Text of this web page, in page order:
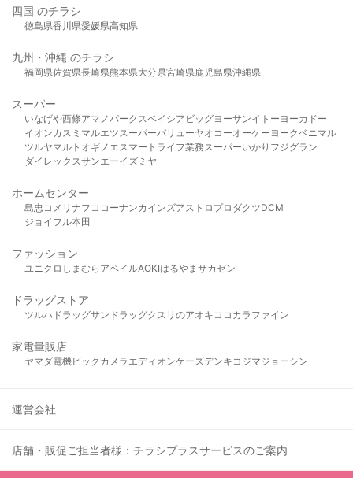
四国 のチラシ
徳島県香川県愛媛県高知県
九州・沖縄 のチラシ
福岡県佐賀県長崎県熊本県大分県宮崎県鹿児島県沖縄県
スーパー
いなげや西條アマノパークスベイシア ビッグヨーサンイトーヨーカドー
イオンカスミ マルエツスーパーバリューヤオコーオーケー ヨークベニマル
ツルヤマルト オギノ エスマート ライフ業務スーパーいかり フジグラン
ダイレックスサンエーイズミヤ
ホームセンター
島忠 コメリ ナフコ コーナンカインズアストロプロダクツDCM
ジョイフル本田
ファッション
ユニクロ しまむら アベイルAOKIはるやま サカゼン
ドラッグストア
ツルハドラッグサンドラッグクスリのアオキ ココカラファイン
家電量販店
ヤマダ電機ビックカメラ エディオンケーズデンキ コジマジョーシン
運営会社
店舗・販促ご担当者様：チラシプラスサービスのご案内